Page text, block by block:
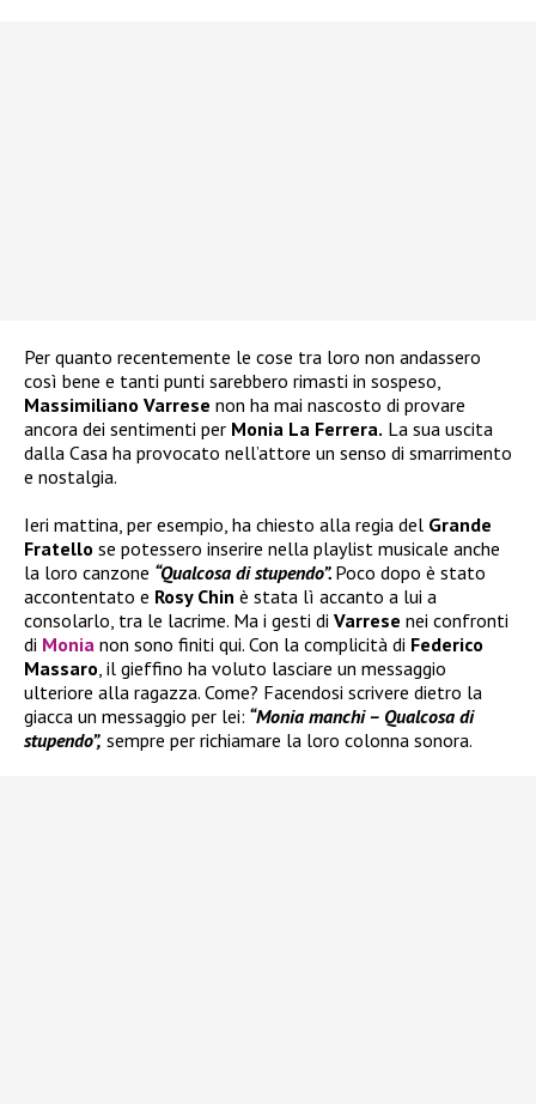
Per quanto recentemente le cose tra loro non andassero
così bene e tanti punti sarebbero rimasti in sospeso,
Massimiliano Varrese non ha mai nascosto di provare
ancora dei sentimenti per Monia La Ferrera. La sua uscita
dalla Casa ha provocato nell’attore un senso di smarrimento
e nostalgia.
Ieri mattina, per esempio, ha chiesto alla regia del Grande
Fratello se potessero inserire nella playlist musicale anche
la loro canzone “Qualcosa di stupendo”. Poco dopo è stato
accontentato e Rosy Chin è stata lì accanto a lui a
consolarlo, tra le lacrime. Ma i gesti di Varrese nei confronti
di Monia non sono finiti qui. Con la complicità di Federico
Massaro, il gieffino ha voluto lasciare un messaggio
ulteriore alla ragazza. Come? Facendosi scrivere dietro la
giacca un messaggio per lei: “Monia manchi – Qualcosa di
stupendo”, sempre per richiamare la loro colonna sonora.